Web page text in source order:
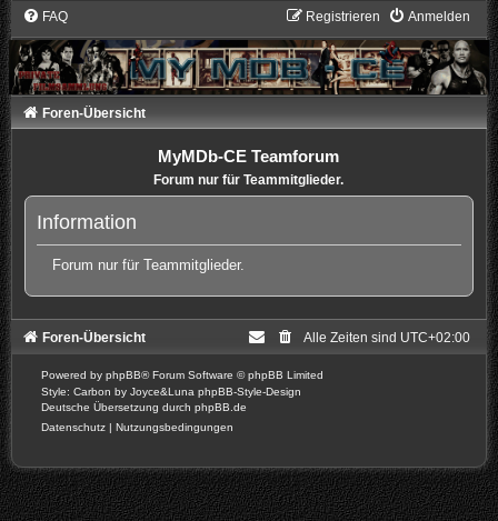
FAQ Anmelden
Registrieren
Foren-Übersicht
MyMDb-CE Teamforum
Forum nur für Teammitglieder.
Information
Forum nur für Teammitglieder.
Foren-Übersicht Alle Zeiten sind UTC+02:00
Powered by phpBB® Forum Software © phpBB Limited
Style: Carbon by Joyce&Luna phpBB-Style-Design
Deutsche Übersetzung durch phpBB.de
Datenschutz | Nutzungsbedingungen